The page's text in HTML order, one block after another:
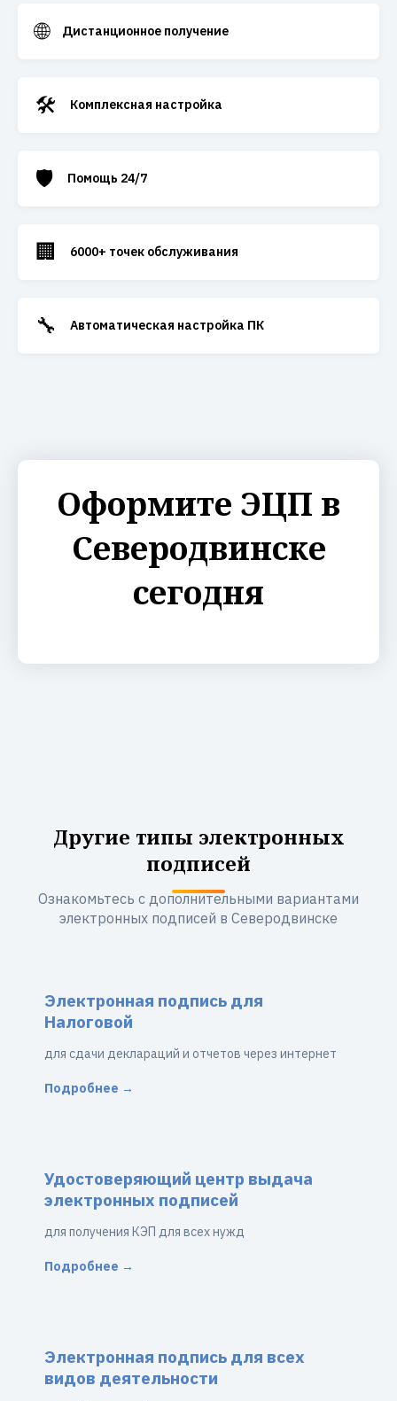
🌐 Дистанционное получение
🛠️ Комплексная настройка
🛡️ Помощь 24/7
🏢 6000+ точек обслуживания
🔧 Автоматическая настройка ПК
Оформите ЭЦП в
Северодвинске
сегодня
Другие типы электронных
подписей
Ознакомьтесь с дополнительными вариантами
электронных подписей в Северодвинске
Электронная подпись для
Налоговой
для сдачи деклараций и отчетов через интернет
Подробнее →
Удостоверяющий центр выдача
электронных подписей
для получения КЭП для всех нужд
Подробнее →
Электронная подпись для всех
видов деятельности